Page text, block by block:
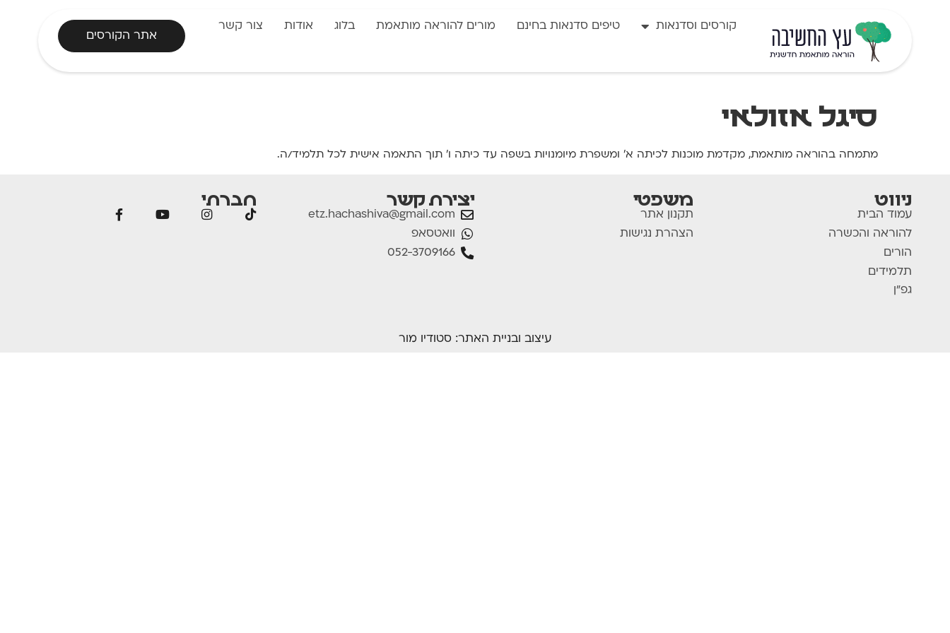
קורסים וסדנאות טיפים סדנאות בחינם מורים להוראה מותאמת בלוג אודות
צור קשר
אתר הקורסים
סיגל אזולאי
מתמחה בהוראה מותאמת, מקדמת מוכנות לכיתה א' ומשפרת מיומנויות בשפה עד כיתה ו' תוך התאמה אישית לכל תלמיד/ה.
ניווט
עמוד הבית
להוראה והכשרה
הורים
תלמידים
גפ"ן
משפטי
תקנון אתר
הצהרת נגישות
יצירת קשר
etz.hachashiva@gmail.com
וואטסאפ
052-3709166
חברתי
עיצוב ובניית האתר: סטודיו מור